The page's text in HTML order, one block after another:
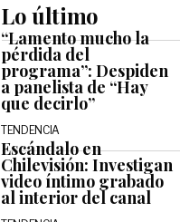
Lo último
“Lamento mucho la
pérdida del
programa”: Despiden
a panelista de “Hay
que decirlo”
TENDENCIA
Escándalo en
Chilevisión: Investigan
video íntimo grabado
al interior del canal